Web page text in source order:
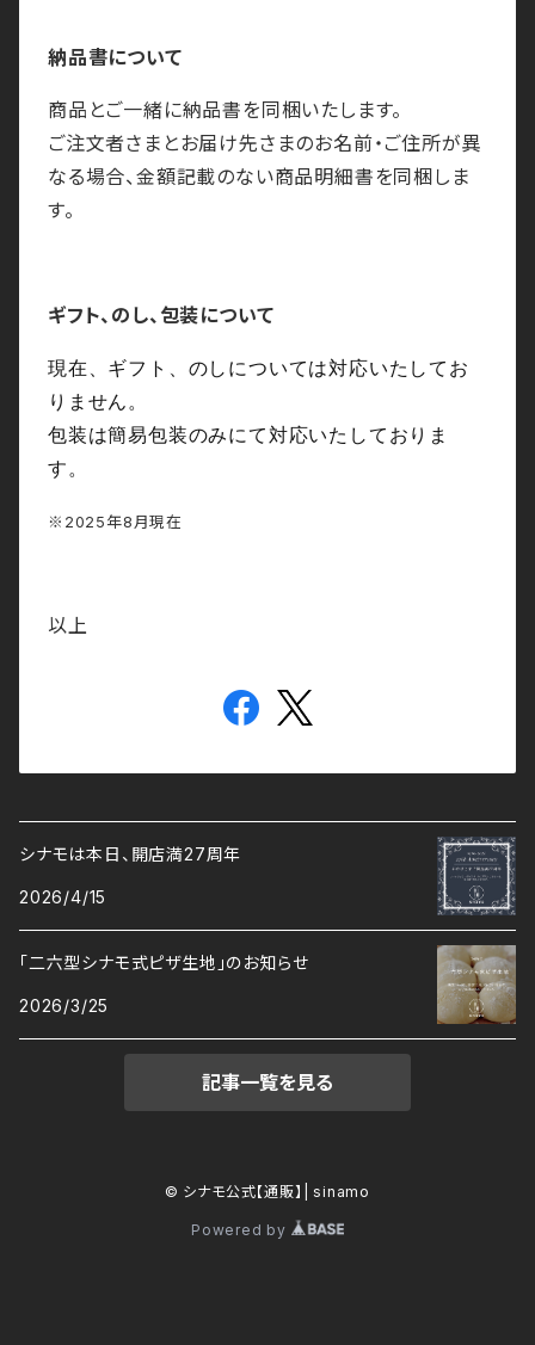
納品書について
商品とご一緒に納品書を同梱いたします。
ご注文者さまとお届け先さまのお名前・ご住所が異
なる場合、金額記載のない商品明細書を同梱しま
す。
ギフト、のし、包装について
現在、ギフト、のしについては対応いたしてお
りません。
包装は簡易包装のみにて対応いたしておりま
す。
※2025年8月現在
以上
シナモは本日、開店満27周年
2026/4/15
「二六型シナモ式ピザ生地」のお知らせ
2026/3/25
記事一覧を見る
© シナモ公式【通販】| sinamo
Powered by